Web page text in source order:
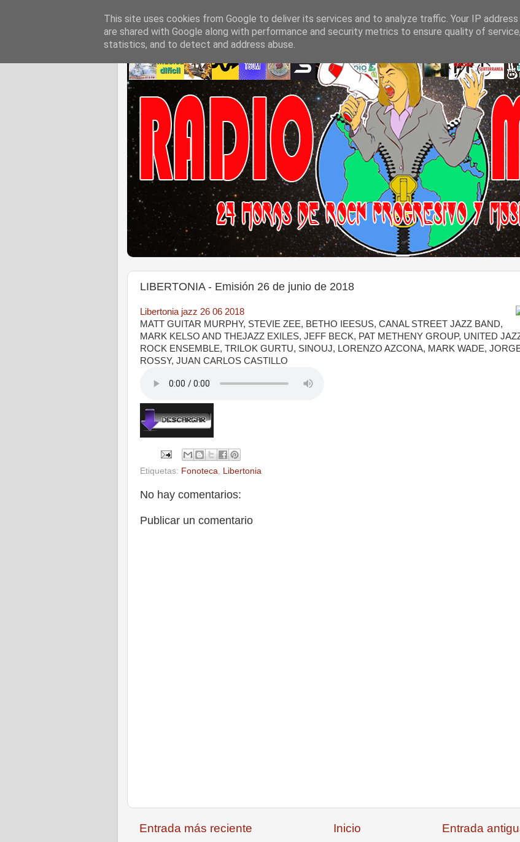
LIBERTONIA - Emisión 26 de junio de 2018
Libertonia jazz 26 06 2018
MATT GUITAR MURPHY, STEVIE ZEE, BETHO IEESUS, CANAL STREET JAZZ BAND,
MARK KELSO AND THEJAZZ EXILES, JEFF BECK, PAT METHENY GROUP, UNITED
ROCK ENSEMBLE, TRILOK GURTU, SINOUJ, LORENZO AZCONA, MARK WADE,
ROSSY, JUAN CARLOS CASTILLO
Etiquetas: Fonoteca, Libertonia
No hay comentarios:
Publicar un comentario
Entrada más reciente Entrada
Inicio
This site uses cookies from Google to deliver its services and to analyze traffic. Your IP
are shared with Google along with performance and security metrics to ensure quality of
statistics, and to detect and address abuse.